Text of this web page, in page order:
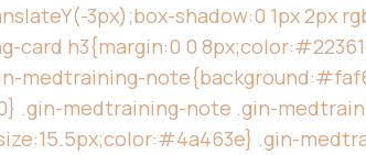
3px);box-shadow:0 1px 2px
card h3{margin:0 0
medtraining-
.gin-medtraining-note .gin-
.gin-